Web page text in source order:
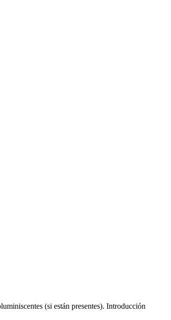
(si están presentes). Introducción